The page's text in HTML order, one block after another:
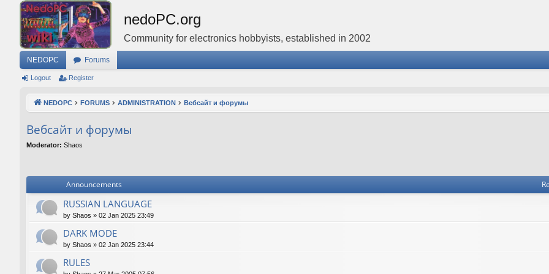
nedoPC.org
Community for electronics hobbyists, established in 2002
NEDOPC Forums
Logout Register
NEDOPC FORUMS ADMINISTRATION Вебсайт и форумы
Вебсайт и форумы
Moderator: Shaos
Announcements
RUSSIAN LANGUAGE
by Shaos » 02 Jan 2025 23:49
DARK MODE
by Shaos » 02 Jan 2025 23:44
RULES